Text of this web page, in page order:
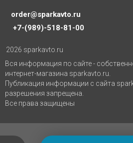
order@sparkavto.ru
+7-(989)-518-81-00
2026 sparkavto.ru
Вся информация по сайте -
интернет-магазина sparkavto.ru.
Публикация информации с сайта
разрешения запрещена.
Все права защищены